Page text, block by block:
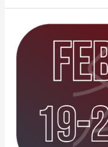
2a
FECHA